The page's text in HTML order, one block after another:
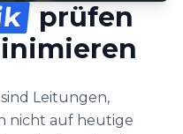
prüfen
Leitungen,
nicht auf heutige